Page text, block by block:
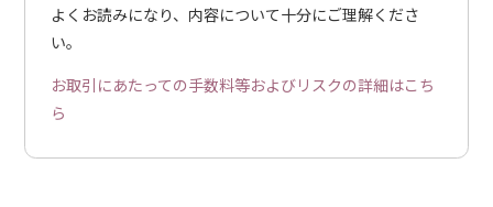
よくお読みになり、内容について十分にご理解くださ
い。
お取引にあたっての手数料等およびリスクの詳細はこち
ら